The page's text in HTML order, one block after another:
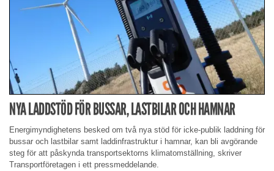
NYA LADDSTÖD FÖR BUSSAR, LASTBILAR OCH HAMNAR
Energimyndighetens besked om två nya stöd för icke-publik laddning för
bussar och lastbilar samt laddinfrastruktur i hamnar, kan bli avgörande
steg för att påskynda transportsektorns klimatomställning, skriver
Transportföretagen i ett pressmeddelande.